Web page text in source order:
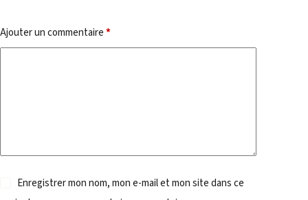
Ajouter un commentaire*
Enregistrer mon nom, mon e-mail et mon site dans ce